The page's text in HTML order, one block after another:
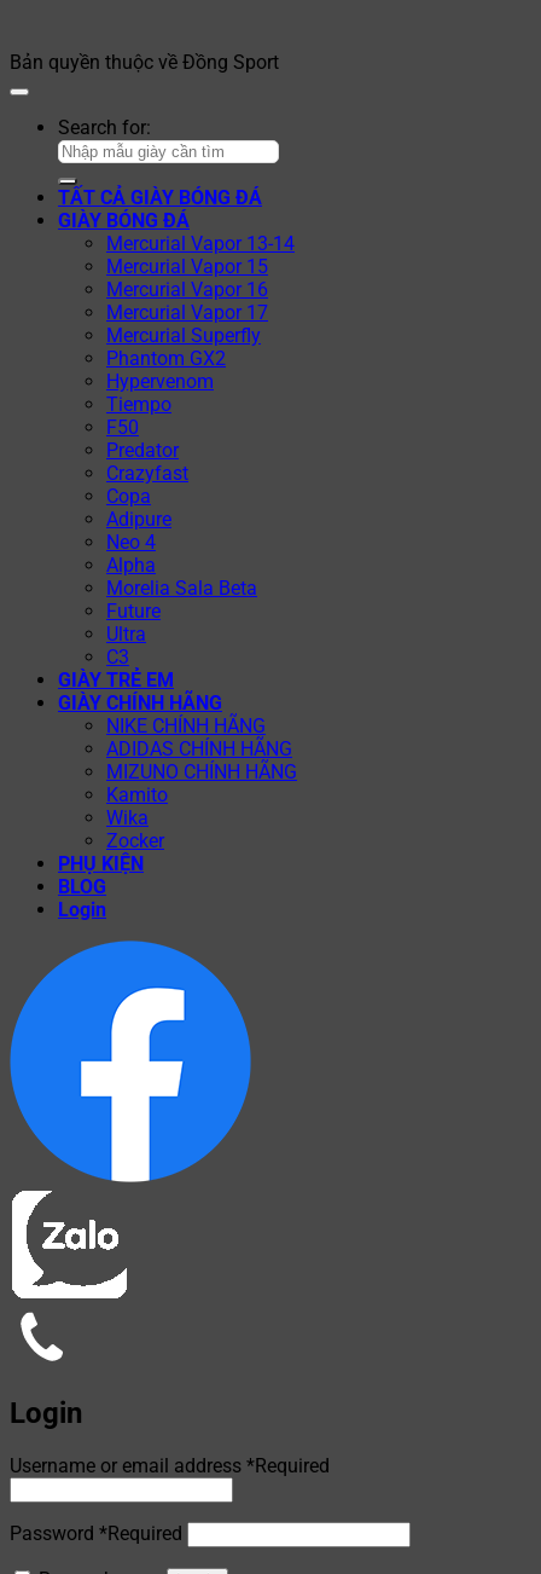
Bản quyền thuộc về Đồng Sport
Search for:
TẤT CẢ GIÀY BÓNG ĐÁ
GIÀY BÓNG ĐÁ
Mercurial Vapor 13-14
Mercurial Vapor 15
Mercurial Vapor 16
Mercurial Vapor 17
Mercurial Superfly
Phantom GX2
Hypervenom
Tiempo
F50
Predator
Crazyfast
Copa
Adipure
Neo 4
Alpha
Morelia Sala Beta
Future
Ultra
C3
GIÀY TRẺ EM
GIÀY CHÍNH HÃNG
NIKE CHÍNH HÃNG
ADIDAS CHÍNH HÃNG
MIZUNO CHÍNH HÃNG
Kamito
Wika
Zocker
PHỤ KIỆN
BLOG
Login
Login
Username or email address *Required
Password *Required